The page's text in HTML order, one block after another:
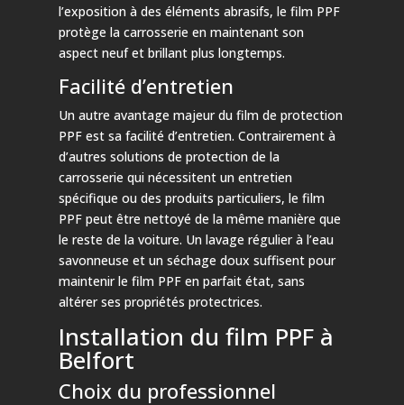
l’exposition à des éléments abrasifs, le film PPF
protège la carrosserie en maintenant son
aspect neuf et brillant plus longtemps.
Facilité d’entretien
Un autre avantage majeur du film de protection
PPF est sa facilité d’entretien. Contrairement à
d’autres solutions de protection de la
carrosserie qui nécessitent un entretien
spécifique ou des produits particuliers, le film
PPF peut être nettoyé de la même manière que
le reste de la voiture. Un lavage régulier à l’eau
savonneuse et un séchage doux suffisent pour
maintenir le film PPF en parfait état, sans
altérer ses propriétés protectrices.
Installation du film PPF à
Belfort
Choix du professionnel